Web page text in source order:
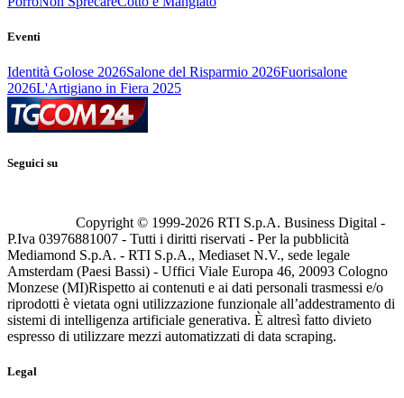
Eventi
Identità Golose 2026Salone del Risparmio 2026Fuorisalone
2026L'Artigiano in Fiera 2025
Seguici su
Copyright © 1999-2026 RTI S.p.A. Business Digital -
P.Iva 03976881007 - Tutti i diritti riservati - Per la pubblicità
Mediamond S.p.A. - RTI S.p.A., Mediaset N.V., sede legale
Amsterdam (Paesi Bassi) - Uffici Viale Europa 46, 20093 Cologno
Monzese (MI)Rispetto ai contenuti e ai dati personali trasmessi e/o
riprodotti è vietata ogni utilizzazione funzionale all’addestramento di
sistemi di intelligenza artificiale generativa. È altresì fatto divieto
espresso di utilizzare mezzi automatizzati di data scraping.
Legal